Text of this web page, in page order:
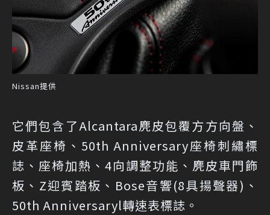
Nissan提供
它們包含了Alcantara麂皮包覆方方向盤、
皮革座椅、50th Anniversary座椅刺繡標
誌、座椅加熱、4向調整功能、麂皮車門飾
板、Z迎賓踏板、Bose音響(8具揚聲器)、
50th Anniversaryl轉速表標誌。